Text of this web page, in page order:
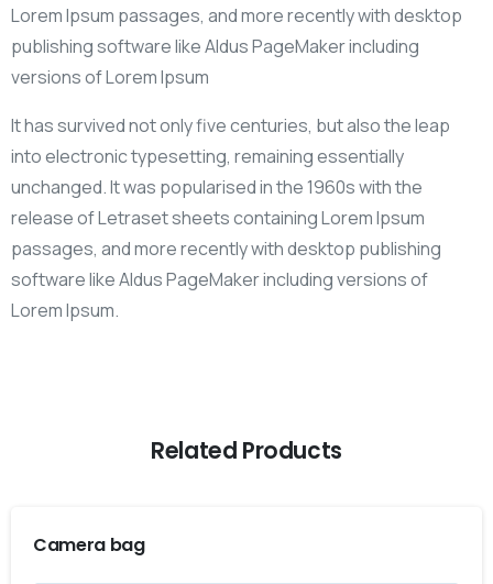
Lorem Ipsum passages, and more recently with desktop
publishing software like Aldus PageMaker including
versions of Lorem Ipsum
It has survived not only five centuries, but also the leap
into electronic typesetting, remaining essentially
unchanged. It was popularised in the 1960s with the
release of Letraset sheets containing Lorem Ipsum
passages, and more recently with desktop publishing
software like Aldus PageMaker including versions of
Lorem Ipsum.
Related Products
Camera bag